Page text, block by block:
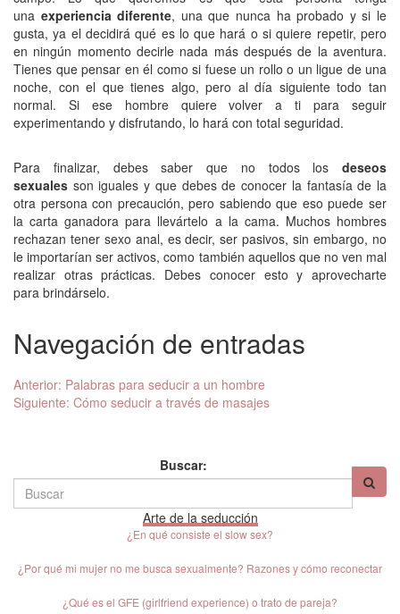
una experiencia diferente, una que nunca ha probado y si le
gusta, ya el decidirá qué es lo que hará o si quiere repetir, pero
en ningún momento decirle nada más después de la aventura.
Tienes que pensar en él como si fuese un rollo o un ligue de una
noche, con el que tienes algo, pero al día siguiente todo tan
normal. Si ese hombre quiere volver a ti para seguir
experimentando y disfrutando, lo hará con total seguridad.
Para finalizar, debes saber que no todos los deseos
sexuales son iguales y que debes de conocer la fantasía de la
otra persona con precaución, pero sabiendo que eso puede ser
la carta ganadora para llevártelo a la cama. Muchos hombres
rechazan tener sexo anal, es decir, ser pasivos, sin embargo, no
le importarían ser activos, como también aquellos que no ven mal
realizar otras prácticas. Debes conocer esto y aprovecharte
para brindárselo.
Navegación de entradas
Anterior: Palabras para seducir a un hombre
Siguiente: Cómo seducir a través de masajes
Buscar:
Arte de la seducción
¿En qué consiste el slow sex?
¿Por qué mi mujer no me busca sexualmente? Razones y cómo reconectar
¿Qué es el GFE (girlfriend experience) o trato de pareja?